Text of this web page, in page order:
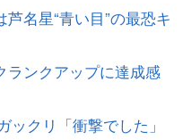
名星“青い目”の最恐キ
ランクアップに達成感
ックリ「衝撃でした」